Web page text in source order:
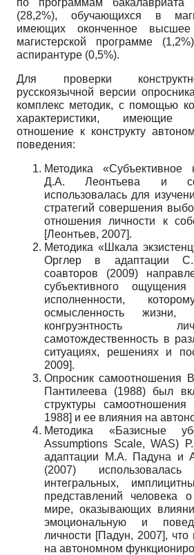
(28,2%), обучающихся в
имеющих оконченное
магистерской программе
аспирантуре (0,5%).
Для проверки
русскоязычной версии
комплекс методик, с помощью
характеристики, имеющие
отношение к конструкту
поведения:
Методика «Субъективное
Д.А. Леонтьева и
использовалась для
стратегий совершения
отношения личности к
[Леонтьев, 2007].
Методика «Шкала
Орглер в адаптации
соавторов (2009)
субъективного ощущения
исполненности,
осмысленность жизни,
конгруэнтность
самотождественность в
ситуациях, решениях и
2009].
Опросник самоотношения
Пантилеева (1988) был
структуры самоотношения
1988] и ее влияния на
Методика «Базисные
Assumptions Scale, WAS)
адаптации М.А. Падуна и
(2007)
интегральных,
представлений
мире, оказывающих
эмоциональную и
личности [Падун, 2007], что
на автономном